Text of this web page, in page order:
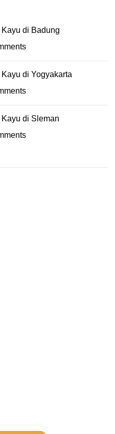
di Badung
di Yogyakarta
di Sleman